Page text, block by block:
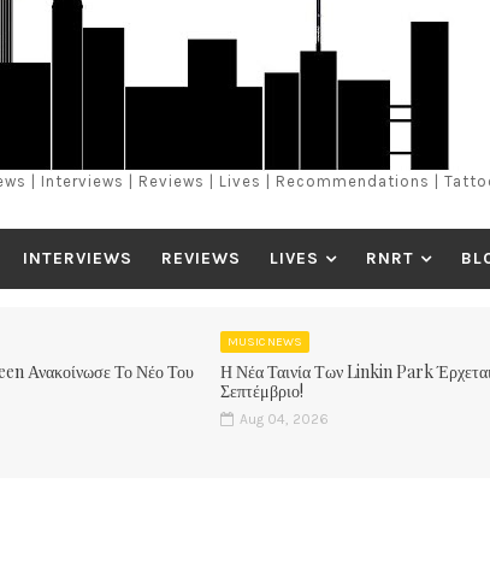
| Interviews | Reviews | Lives | Recommendations |
INTERVIEWS REVIEWS LIVES RNRT
Ανακοίνωσε Το Νέο Του
MUSIC NEWS
Η Νέα Ταινία Των Linkin Park
Σεπτέμβριο!
Aug 04, 2026